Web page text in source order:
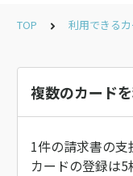
TOP 利用できる
複数のカード
1件の請求書の支
カードの登録は5